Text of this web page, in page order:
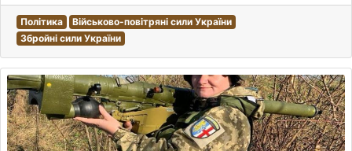
Політика
Військово-повітряні сили України
Збройні сили України